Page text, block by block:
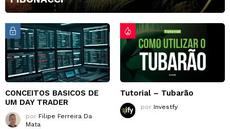
CONCEITOS BASICOS DE
UM DAY TRADER
por Filipe Ferreira Da
Mata
Tutorial – Tubarão
por Investfy